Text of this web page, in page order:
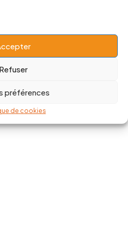
Refuser
préférences
de cookies